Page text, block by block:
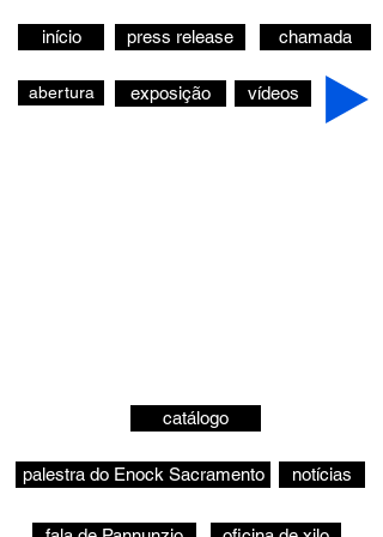
press release chamada
abertura vídeos
exposição
início
catálogo
palestra do Enock Sacramento notícias